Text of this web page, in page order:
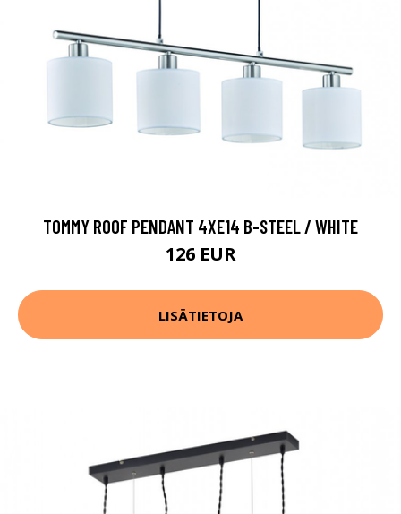
TOMMY ROOF PENDANT 4XE14 B-STEEL / WHITE
126 EUR
LISÄTIETOJA